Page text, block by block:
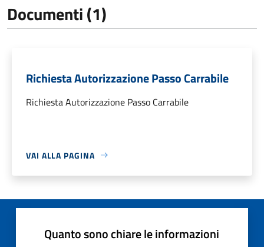
Documenti (1)
Richiesta Autorizzazione Passo Carrabile
Richiesta Autorizzazione Passo Carrabile
VAI ALLA PAGINA
Quanto sono chiare le informazioni